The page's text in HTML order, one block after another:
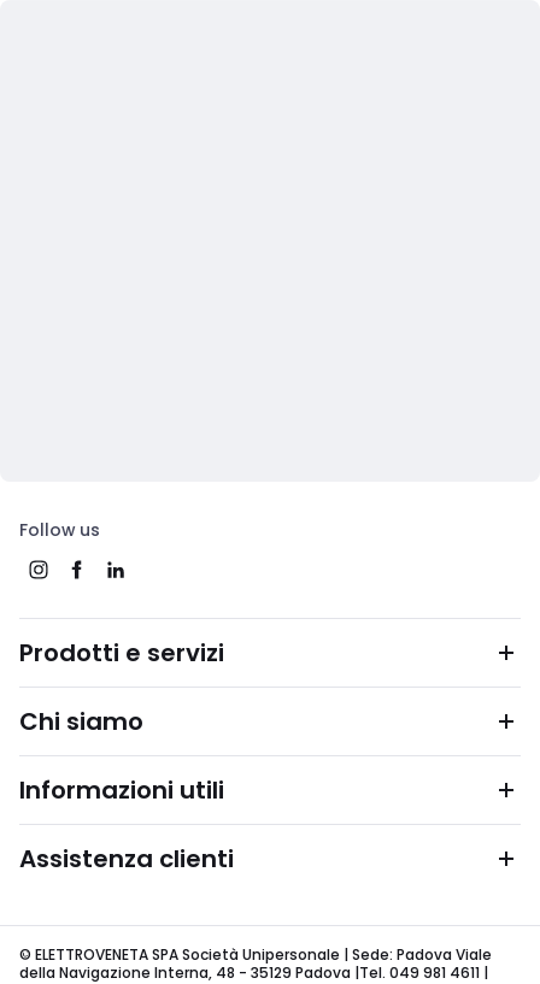
Follow us
Prodotti e servizi
Chi siamo
Informazioni utili
Assistenza clienti
© ELETTROVENETA SPA Società Unipersonale | Sede: Padova Viale
della Navigazione Interna, 48 - 35129 Padova |Tel. 049 981 4611 |